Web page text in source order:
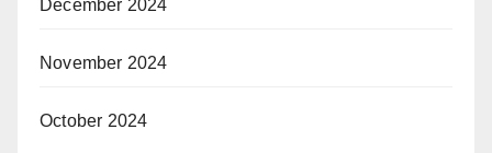
December 2024
November 2024
October 2024